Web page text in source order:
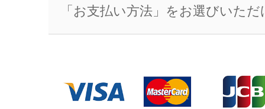
「お支払い方法」をお選びいた